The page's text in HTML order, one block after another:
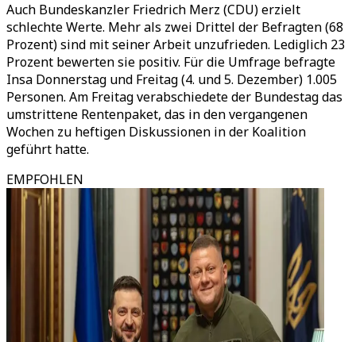
Auch Bundeskanzler Friedrich Merz (CDU) erzielt
schlechte Werte. Mehr als zwei Drittel der Befragten (68
Prozent) sind mit seiner Arbeit unzufrieden. Lediglich 23
Prozent bewerten sie positiv. Für die Umfrage befragte
Insa Donnerstag und Freitag (4. und 5. Dezember) 1.005
Personen. Am Freitag verabschiedete der Bundestag das
umstrittene Rentenpaket, das in den vergangenen
Wochen zu heftigen Diskussionen in der Koalition
geführt hatte.
EMPFOHLEN